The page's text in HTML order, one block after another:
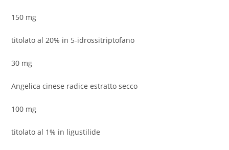
150 mg
titolato al 20% in 5-idrossitriptofano
30 mg
Angelica cinese radice estratto secco
100 mg
titolato al 1% in ligustilide